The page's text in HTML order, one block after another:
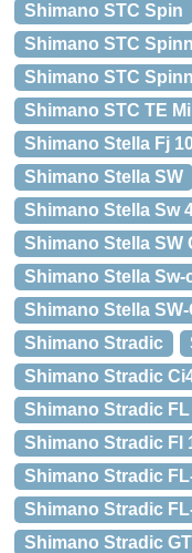
Shimano STC Spin
Shimano STC
Shimano STC
Shimano STC TE
Shimano Stella Fj
Shimano Stella SW
Shimano Stella Sw
Shimano Stella SW
Shimano Stella Sw-
Shimano Stella SW-
Shimano Stradic
Shimano Stradic
Shimano Stradic FL
Shimano Stradic Fl
Shimano Stradic
Shimano Stradic
Shimano Stradic